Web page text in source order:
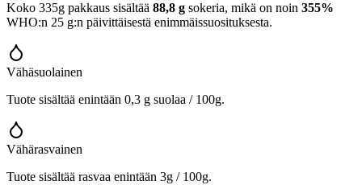
Koko 335g pakkaus sisältää 88,8 g sokeria, mikä on noin 355%
WHO:n 25 g:n päivittäisestä enimmäissuosituksesta.
Vähäsuolainen
Tuote sisältää enintään 0,3 g suolaa / 100g.
Vähärasvainen
Tuote sisältää rasvaa enintään 3g / 100g.